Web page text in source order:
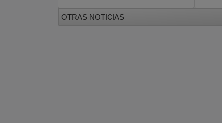
OTRAS NOTICIAS